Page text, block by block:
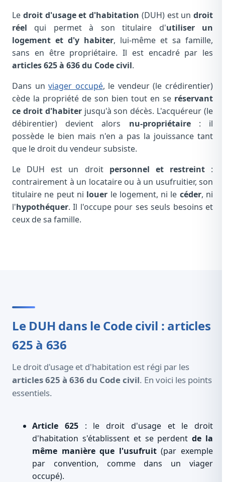
Le droit d'usage et d'habitation (DUH) est un droit
réel qui permet à son titulaire d'utiliser un
logement et d'y habiter, lui-même et sa famille,
sans en être propriétaire. Il est encadré par les
articles 625 à 636 du Code civil.
Dans unviager occupé, le vendeur (le crédirentier)
cède la propriété de son bien tout en se réservant
ce droit d'habiterjusqu'à son décès. L'acquéreur (le
débirentier) devient alors nu-propriétaire: il
possède le bien mais n'en a pas la jouissance tant
que le droit du vendeur subsiste.
Le DUH est un droit personnel et restreint:
contrairement à un locataire ou à un usufruitier, son
titulaire ne peut ni louer le logement, ni le céder, ni
l'hypothéquer. Il l'occupe pour ses seuls besoins et
ceux de sa famille.
Le DUH dans le Code civil : articles
625 à 636
Le droit d'usage et d'habitation est régi par les
articles 625 à 636 du Code civil. En voici les points
essentiels.
Article 625: le droit d'usage et le droit
d'habitation s'établissent et se perdentde la
même manière que l'usufruit(par exemple
par convention, comme dans un viager
occupé).